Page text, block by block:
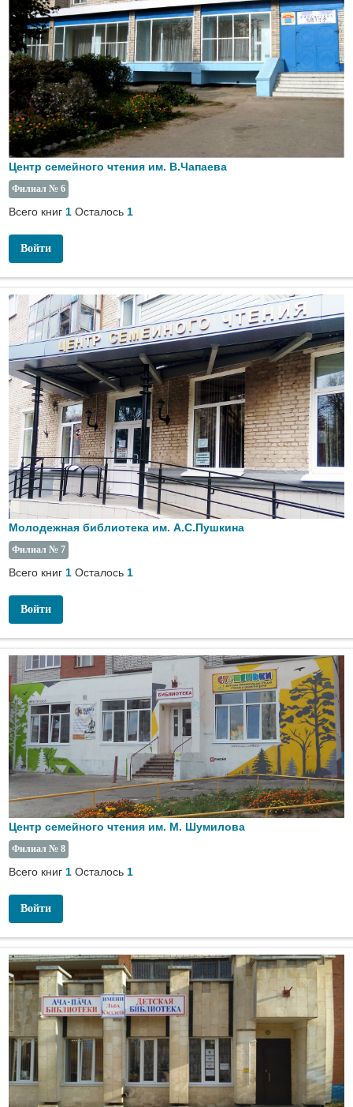
Центр семейного чтения им. В.Чапаева
Филиал № 6
Всего книг 1 Осталось 1
Войти
Молодежная библиотека им. А.С.Пушкина
Филиал № 7
Всего книг 1 Осталось 1
Войти
Центр семейного чтения им. М. Шумилова
Филиал № 8
Всего книг 1 Осталось 1
Войти